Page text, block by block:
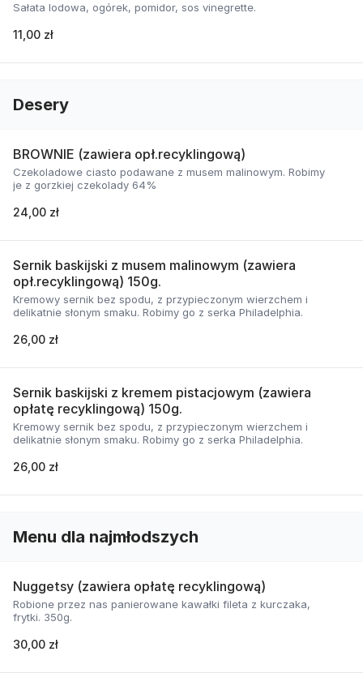
Sałata lodowa, ogórek, pomidor, sos vinegrette.
11,00 zł
Desery
BROWNIE (zawiera opł.recyklingową)
Czekoladowe ciasto podawane z musem malinowym. Robimy
je z gorzkiej czekolady 64%
24,00 zł
Sernik baskijski z musem malinowym (zawiera
opł.recyklingową) 150g.
Kremowy sernik bez spodu, z przypieczonym wierzchem i
delikatnie słonym smaku. Robimy go z serka Philadelphia.
26,00 zł
Sernik baskijski z kremem pistacjowym (zawiera
opłatę recyklingową) 150g.
Kremowy sernik bez spodu, z przypieczonym wierzchem i
delikatnie słonym smaku. Robimy go z serka Philadelphia.
26,00 zł
Menu dla najmłodszych
Nuggetsy (zawiera opłatę recyklingową)
Robione przez nas panierowane kawałki fileta z kurczaka,
frytki. 350g.
30,00 zł